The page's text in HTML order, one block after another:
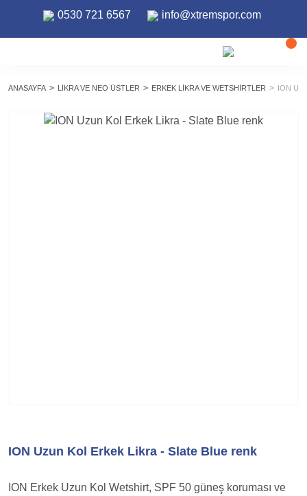
0530 721 6567 info@xtremspor.com
ANASAYFA LIKRA VE NEO ÜSTLER ERKEK LIKRA VE WETSHIRTLER ION
ION Uzun Kol Erkek Likra - Slate Blue renk
ION Erkek Uzun Kol Wetshirt, SPF 50 güneş koruması ve